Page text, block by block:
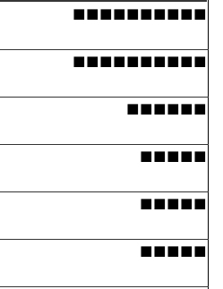
■■■■■■■■■■
■■■■■■■■■■
■■■■■■
■■■■■
■■■■■
■■■■■